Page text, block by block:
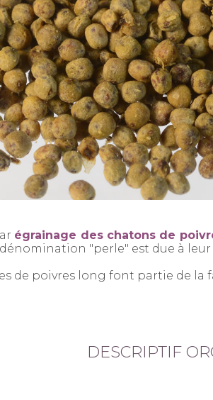
égrainage des chatons de
"perle" est due à leur
de poivres long font partie de la
DESCRIPTIF